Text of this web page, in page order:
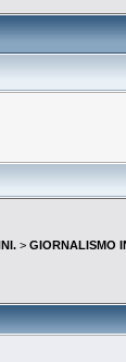
> GIORNALISMO